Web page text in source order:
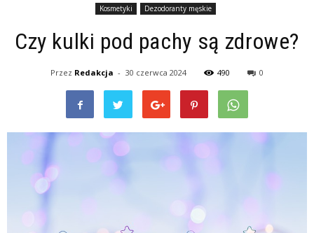
Kosmetyki Dezodoranty męskie
Czy kulki pod pachy są zdrowe?
Przez Redakcja - 30 czerwca 2024 490 0